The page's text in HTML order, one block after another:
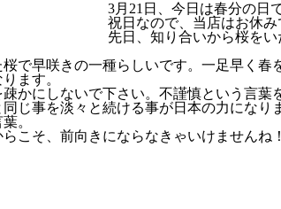
3月21日、今日は春分の日
祝日なので、当店はお休
先日、知り合いから桜をい
で早咲きの一種らしいです。一足早く
ます。
疎かにしないで下さい。不謹慎という言葉
じ事を淡々と続ける事が日本の力になり
。
こそ、前向きにならなきゃいけません